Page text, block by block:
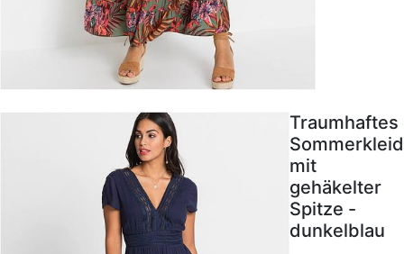
Traumhaftes
Sommerkleid
mit
gehäkelter
Spitze -
dunkelblau